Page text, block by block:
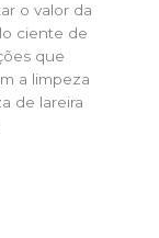
o valor da
ciente de
que
a limpeza
de lareira